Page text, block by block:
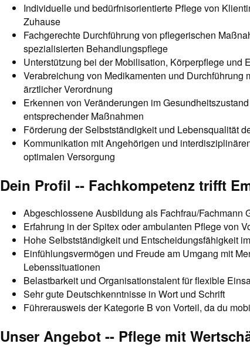
Individuelle und bedürfnisorientierte Pflege von
Zuhause
Fachgerechte Durchführung von pflegerischen
spezialisierten Behandlungspflege
Unterstützung bei der Mobilisation, Körperpflege und
Verabreichung von Medikamenten und Durchführung
ärztlicher Verordnung
Erkennen von Veränderungen im
entsprechender Maßnahmen
Förderung der Selbstständigkeit und Lebensqualität
Kommunikation mit Angehörigen und
optimalen Versorgung
Dein Profil -- Fachkompetenz trifft
Abgeschlossene Ausbildung als Fachfrau/Fachmann
Erfahrung in der Spitex oder ambulanten Pflege von
Hohe Selbstständigkeit und Entscheidungsfähigkeit
Einfühlungsvermögen und Freude am Umgang mit
Lebenssituationen
Belastbarkeit und Organisationstalent für flexible
Sehr gute Deutschkenntnisse in Wort und Schrift
Führerausweis der Kategorie B von Vorteil, da du
Unser Angebot -- Pflege mit